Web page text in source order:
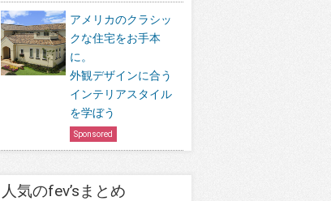
アメリカのクラシッ
クな住宅をお手本
に。
外観デザインに合う
インテリアスタイル
を学ぼう
Sponsored
人気のfev’sまとめ